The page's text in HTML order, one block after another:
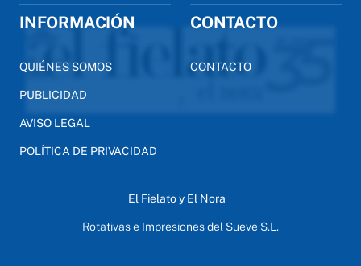
INFORMACIÓN
QUIÉNES SOMOS
PUBLICIDAD
AVISO LEGAL
POLÍTICA DE PRIVACIDAD
CONTACTO
CONTACTO
El Fielato y El Nora
Rotativas e Impresiones del Sueve S.L.